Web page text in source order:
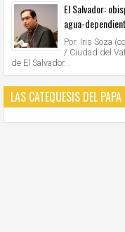
El Salvador:
agua-
Por: Iris Soza
/ Ciudad del
de El Salvador...
LAS CATEQUESIS DEL PAPA